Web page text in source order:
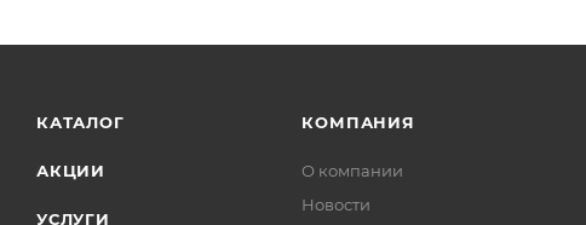
КАТАЛОГ
АКЦИИ
УСЛУГИ
КОМПАНИЯ
О компании
Новости